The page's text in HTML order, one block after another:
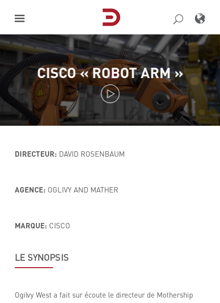
content
CISCO « ROBOT ARM »
DIRECTEUR: DAVID ROSENBAUM
AGENCE: OGLIVY AND MATHER
MARQUE: CISCO
LE SYNOPSIS
Ogilvy West a fait sur écoute le directeur de Mothership